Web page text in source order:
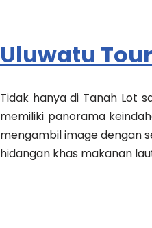
Uluwatu Tour
Tidak hanya di Tanah Lot
memiliki panorama
mengambil image dengan
hidangan khas makanan